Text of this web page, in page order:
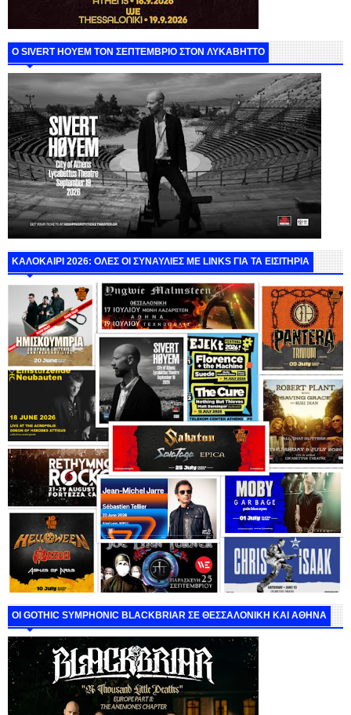
Ο SIVERT HOYEM ΤΟΝ ΣΕΠΤΕΜΒΡΙΟ ΣΤΟΝ ΛΥΚΑΒΗΤΤΟ
ΚΑΛΟΚΑΙΡΙ 2026: ΟΛΕΣ ΟΙ ΣΥΝΑΥΛΙΕΣ ΜΕ LINKS ΓΙΑ ΤΑ ΕΙΣΙΤΗΡΙΑ
ΟΙ GOTHIC SYMPHONIC BLACKBRIAR ΣΕ ΘΕΣΣΑΛΟΝΙΚΗ ΚΑΙ ΑΘΗΝΑ